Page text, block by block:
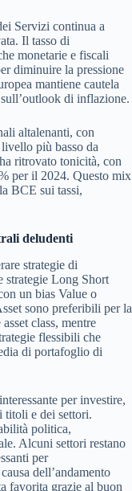
Servizi continua a
Il tasso di
monetarie e fiscali
diminuire la pressione
mantiene cautela
di inflazione.
altalenanti, con
più basso da
ritrovato tonicità, con
per il 2024. Questo mix
BCE sui tassi,
deludenti
strategie di
strategie Long Short
un bias Value o
sono preferibili per la
class, mentre
flessibili che
di portafoglio di
per investire,
titoli e dei settori.
politica,
Alcuni settori restano
per
dell’andamento
favorita grazie al buon